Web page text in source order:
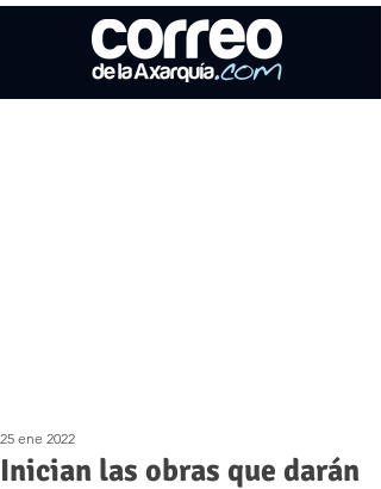
Inician las obras que darán
25 ene 2022